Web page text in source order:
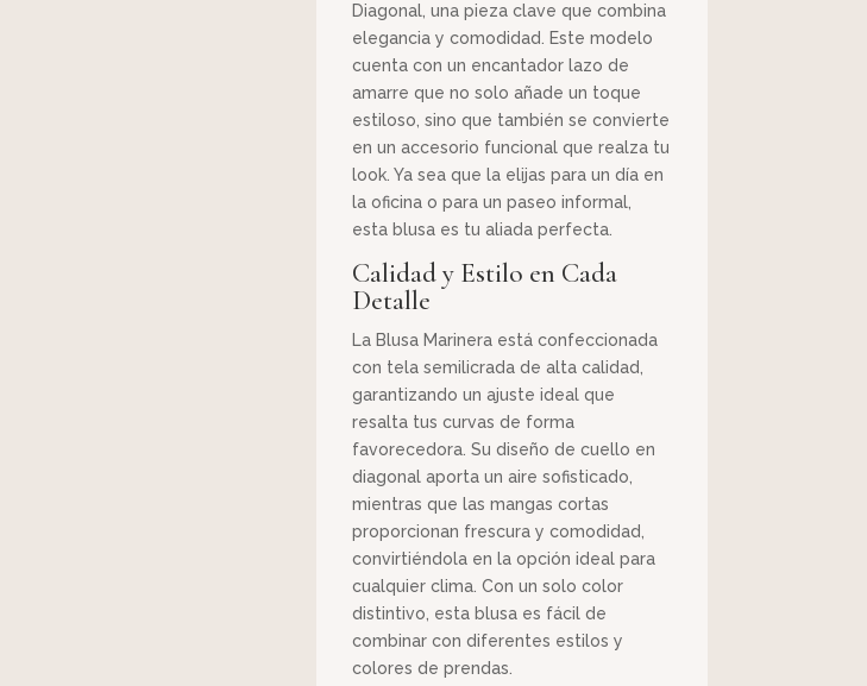
Diagonal, una pieza clave que combina
elegancia y comodidad. Este modelo
cuenta con un encantador lazo de
amarre que no solo añade un toque
estiloso, sino que también se convierte
en un accesorio funcional que realza tu
look. Ya sea que la elijas para un día en
la oficina o para un paseo informal,
esta blusa es tu aliada perfecta.
Calidad y Estilo en Cada
Detalle
La Blusa Marinera está confeccionada
con tela semilicrada de alta calidad,
garantizando un ajuste ideal que
resalta tus curvas de forma
favorecedora. Su diseño de cuello en
diagonal aporta un aire sofisticado,
mientras que las mangas cortas
proporcionan frescura y comodidad,
convirtiéndola en la opción ideal para
cualquier clima. Con un solo color
distintivo, esta blusa es fácil de
combinar con diferentes estilos y
colores de prendas.